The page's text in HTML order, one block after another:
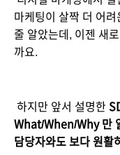
마케팅이 살짝 더 어
줄 알았는데, 이젠 새
까요.
하지만 앞서 설명한
What/When/Why 만
담당자와도 보다 원활